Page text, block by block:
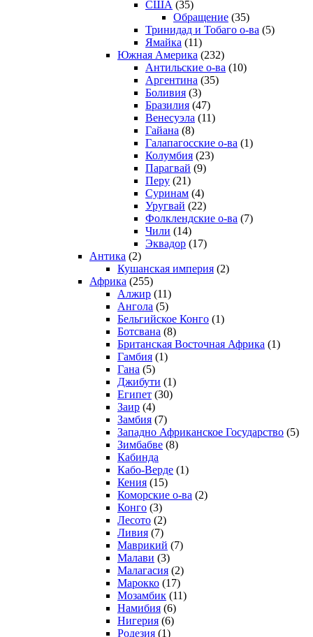
США (35)
Обращение (35)
Тринидад и Тобаго о-ва (5)
Ямайка (11)
Южная Америка (232)
Антильские о-ва (10)
Аргентина (35)
Боливия (3)
Бразилия (47)
Венесуэла (11)
Гайана (8)
Галапагосские о-ва (1)
Колумбия (23)
Парагвай (9)
Перу (21)
Суринам (4)
Уругвай (22)
Фолклендские о-ва (7)
Чили (14)
Эквадор (17)
Антика (2)
Кушанская империя (2)
Африка (255)
Алжир (11)
Ангола (5)
Бельгийское Конго (1)
Ботсвана (8)
Британская Восточная Африка (1)
Гамбия (1)
Гана (5)
Джибути (1)
Египет (30)
Заир (4)
Замбия (7)
Западно Африканское Государство (5)
Зимбабве (8)
Кабинда
Кабо-Верде (1)
Кения (15)
Коморские о-ва (2)
Конго (3)
Лесото (2)
Ливия (7)
Маврикий (7)
Малави (3)
Малагасия (2)
Марокко (17)
Мозамбик (11)
Намибия (6)
Нигерия (6)
Родезия (1)